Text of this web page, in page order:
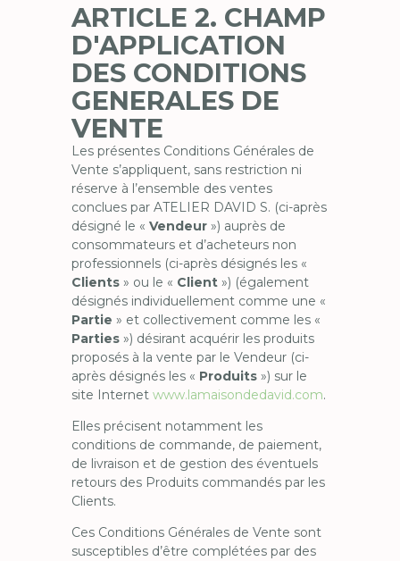
ARTICLE 2. CHAMP
D'APPLICATION
DES CONDITIONS
GENERALES DE
VENTE
Les présentes Conditions Générales de
Vente s’appliquent, sans restriction ni
réserve à l’ensemble des ventes
conclues par ATELIER DAVID S. (ci-après
désigné le « Vendeur ») auprès de
consommateurs et d’acheteurs non
professionnels (ci-après désignés les «
Clients » ou le « Client ») (également
désignés individuellement comme une «
Partie » et collectivement comme les «
Parties ») désirant acquérir les produits
proposés à la vente par le Vendeur (ci-
après désignés les « Produits ») sur le
site Internet www.lamaisondedavid.com.
Elles précisent notamment les
conditions de commande, de paiement,
de livraison et de gestion des éventuels
retours des Produits commandés par les
Clients.
Ces Conditions Générales de Vente sont
susceptibles d’être complétées par des